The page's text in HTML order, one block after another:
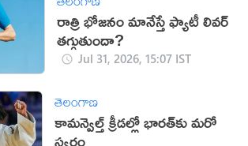
రాత్రి భోజనం మానేస్తే ఫ్యాటీ లివర్
తగ్గుతుందా?
Jul 31, 2026, 15:07 IST
తెలంగాణ
కామన్వెల్త్ క్రీడల్లో భారత్‌కు మరో